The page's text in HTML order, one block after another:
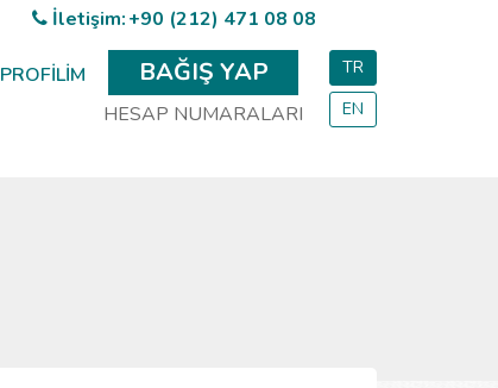
İletişim:+90 (212) 471 08 08
PROFİLİM BAĞIŞ YAP
HESAP NUMARALARI
TR
EN